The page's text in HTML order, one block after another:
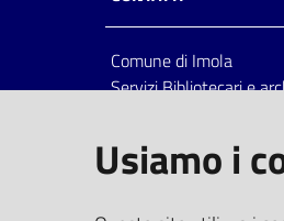
Comune di Imola
Servizi Bibliotecari e
Italia
centralino: tel
Usiamo i